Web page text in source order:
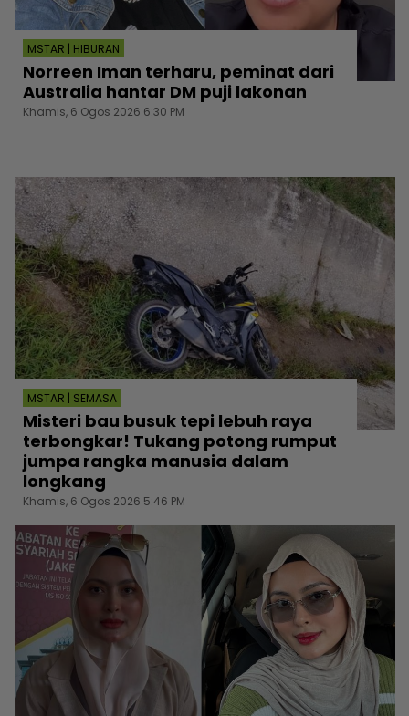
MSTAR | HIBURAN
Norreen Iman terharu, peminat dari
Australia hantar DM puji lakonan
Khamis, 6 Ogos 2026 6:30 PM
MSTAR | SEMASA
Misteri bau busuk tepi lebuh raya
terbongkar! Tukang potong rumput
jumpa rangka manusia dalam
longkang
Khamis, 6 Ogos 2026 5:46 PM